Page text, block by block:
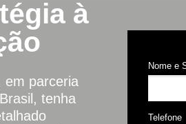
à
em parceria
tenha
Nome e
Telefone